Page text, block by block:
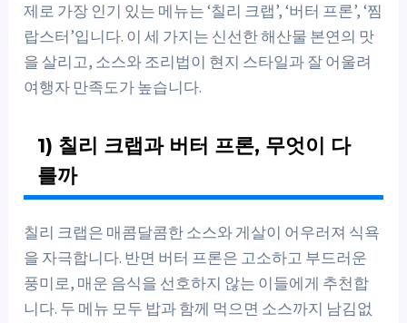
제로 가장 인기 있는 메뉴는 ‘칠리 크랩’, ‘버터 프론’, ‘찜
랍스터’입니다. 이 세 가지는 신선한 해산물 본연의 맛
을 살리고, 소스와 조리법이 현지 스타일과 잘 어울려
여행자 만족도가 높습니다.
1) 칠리 크랩과 버터 프론, 무엇이 다
를까
칠리 크랩은 매콤달콤한 소스와 게살이 어우러져 식욕
을 자극합니다. 반면 버터 프론은 고소하고 부드러운
풍미로, 매운 음식을 선호하지 않는 이들에게 추천합
니다. 두 메뉴 모두 밥과 함께 먹으면 소스까지 남김없